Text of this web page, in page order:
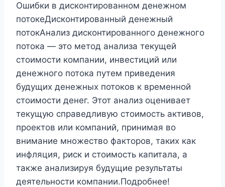
Ошибки в дисконтированном денежном
потокеДисконтированный денежный
потокАнализ дисконтированного денежного
потока — это метод анализа текущей
стоимости компании, инвестиций или
денежного потока путем приведения
будущих денежных потоков к временной
стоимости денег. Этот анализ оценивает
текущую справедливую стоимость активов,
проектов или компаний, принимая во
внимание множество факторов, таких как
инфляция, риск и стоимость капитала, а
также анализируя будущие результаты
деятельности компании.Подробнее!